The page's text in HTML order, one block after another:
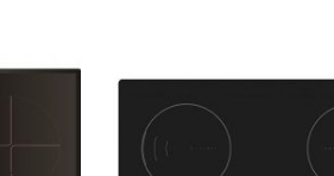
từ thương hiệuSchott Ceran
– CHLB
chịu nhiệt đến 1000°C, chịu sốc nhiệt